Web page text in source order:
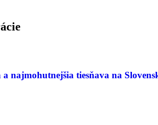
najmohutnejšia tiesňava na